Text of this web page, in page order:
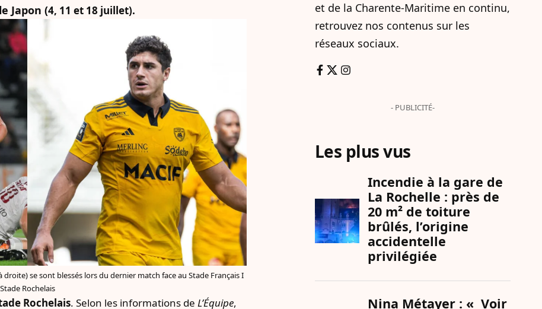
Japon (4, 11 et 18 juillet).
se sont blessés lors du dernier match face au Stade Français I
Stade Rochelais
Rochelais. Selon les informations deL’Équipe,
et de la Charente-Maritime en continu,
retrouvez nos contenus sur les
réseaux sociaux.
- PUBLICITÉ-
Les plus vus